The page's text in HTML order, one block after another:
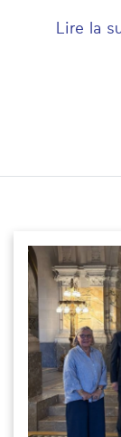
Lire la